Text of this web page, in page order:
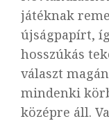
játéknak
újságpapírt,
hosszúkás
választ
mindenki
középre áll.